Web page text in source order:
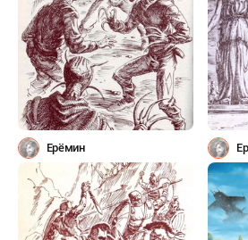
Ерёмин